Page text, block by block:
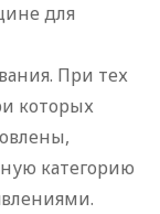
для
При тех
которых
категорию